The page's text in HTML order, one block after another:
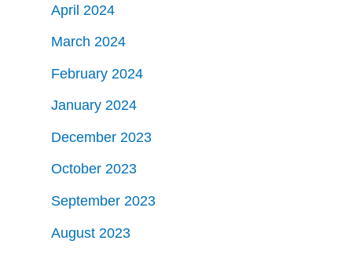
April 2024
March 2024
February 2024
January 2024
December 2023
October 2023
September 2023
August 2023